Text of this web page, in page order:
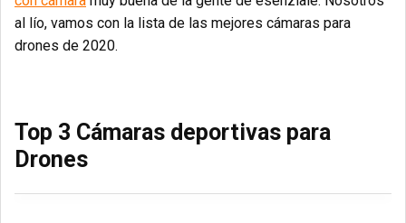
al lío, vamos con la lista de las mejores cámaras para
drones de 2020.
Top 3 Cámaras deportivas para
Drones